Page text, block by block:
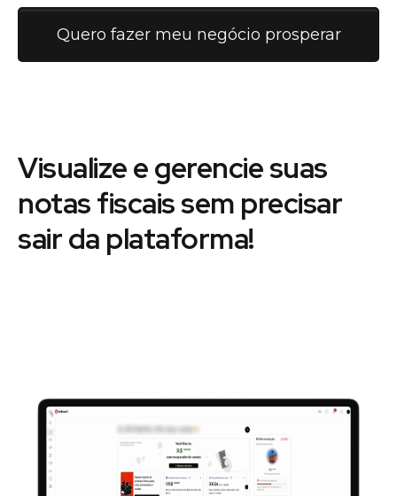
Quero fazer meu negócio prosperar
Visualize e gerencie suas
notas fiscais sem precisar
sair da plataforma!